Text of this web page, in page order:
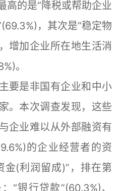
高的是“降税或帮助企业
，其次是“稳定物
增加企业所在地生活消
。
是非国有企业和中小
。本次调查发现，这些
企业难以从外部融资有
的企业经营者的资
金(利润留成)”，排在第
“银行贷款”(60.3%)、